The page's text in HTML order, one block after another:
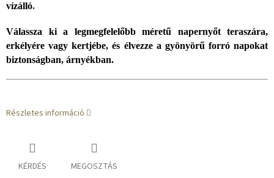
vízálló.
Válassza ki a legmegfelelőbb méretű napernyőt teraszára,
erkélyére vagy kertjébe, és élvezze a gyönyörű forró napokat
biztonságban, árnyékban.
Részletes információ
KÉRDÉS MEGOSZTÁS